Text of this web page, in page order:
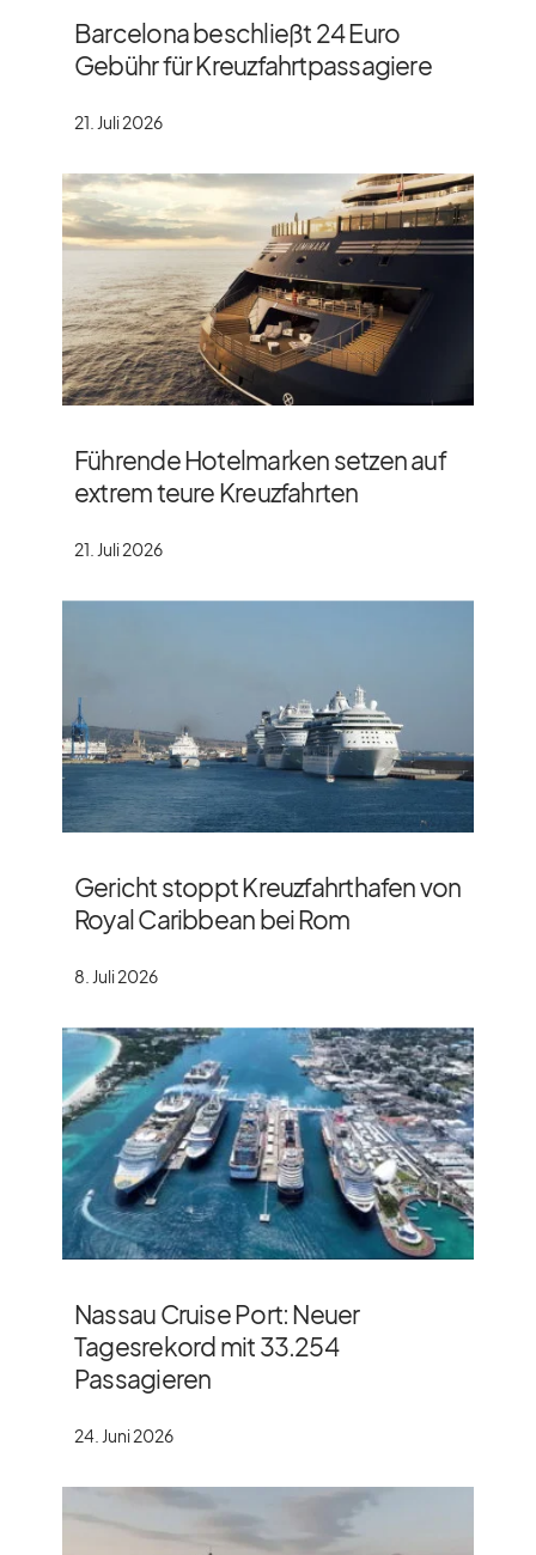
Barcelona beschließt 24 Euro
Gebühr für Kreuzfahrtpassagiere
21. Juli 2026
Führende Hotelmarken setzen auf
extrem teure Kreuzfahrten
21. Juli 2026
Gericht stoppt Kreuzfahrthafen von
Royal Caribbean bei Rom
8. Juli 2026
Nassau Cruise Port: Neuer
Tagesrekord mit 33.254
Passagieren
24. Juni 2026